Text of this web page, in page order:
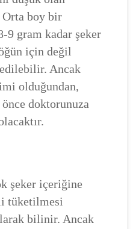
boy bir
9 gram kadar şeker
için değil
Ancak
olduğundan,
doktorunuza
şeker içeriğine
tüketilmesi
bilinir. Ancak